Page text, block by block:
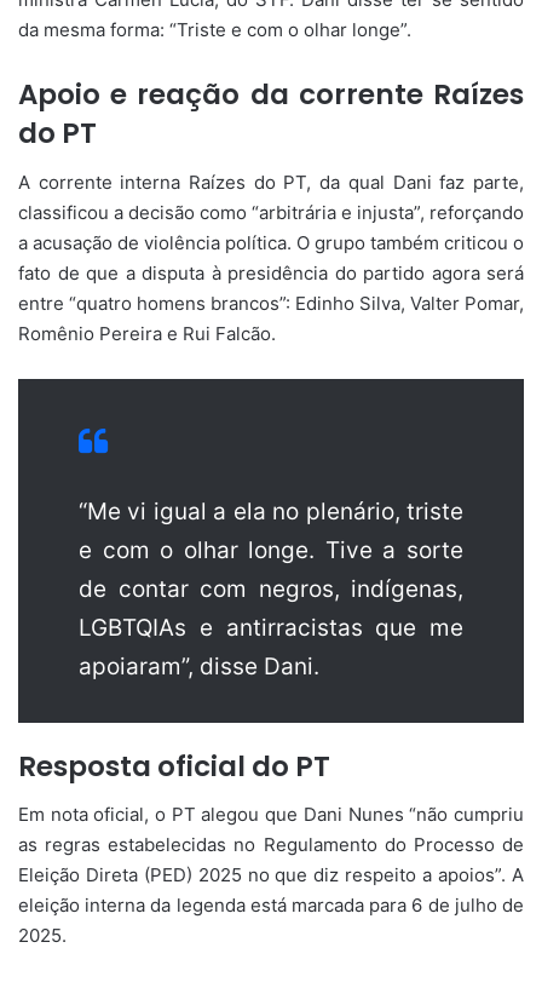
da mesma forma: “Triste e com o olhar longe”.
Apoio e reação da corrente Raízes
do PT
A corrente interna Raízes do PT, da qual Dani faz parte,
classificou a decisão como “arbitrária e injusta”, reforçando
a acusação de violência política. O grupo também criticou o
fato de que a disputa à presidência do partido agora será
entre “quatro homens brancos”: Edinho Silva, Valter Pomar,
Romênio Pereira e Rui Falcão.
“Me vi igual a ela no plenário, triste
e com o olhar longe. Tive a sorte
de contar com negros, indígenas,
LGBTQIAs e antirracistas que me
apoiaram”, disse Dani.
Resposta oficial do PT
Em nota oficial, o PT alegou que Dani Nunes “não cumpriu
as regras estabelecidas no Regulamento do Processo de
Eleição Direta (PED) 2025 no que diz respeito a apoios”. A
eleição interna da legenda está marcada para 6 de julho de
2025.